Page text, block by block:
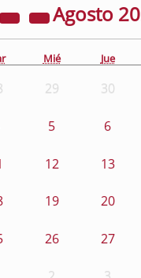
Agosto
Mié Jue
29 30
5 6
12 13
19 20
26 27